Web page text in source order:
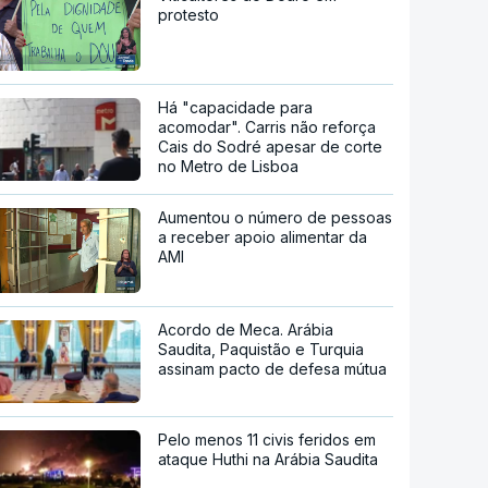
protesto
Há "capacidade para
acomodar". Carris não reforça
Cais do Sodré apesar de corte
no Metro de Lisboa
Aumentou o número de pessoas
a receber apoio alimentar da
AMI
Acordo de Meca. Arábia
Saudita, Paquistão e Turquia
assinam pacto de defesa mútua
Pelo menos 11 civis feridos em
ataque Huthi na Arábia Saudita